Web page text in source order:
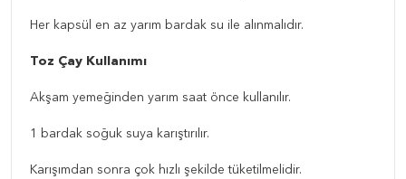
Her kapsül en az yarım bardak su ile alınmalıdır.
Toz Çay Kullanımı
Akşam yemeğinden yarım saat önce kullanılır.
1 bardak soğuk suya karıştırılır.
Karışımdan sonra çok hızlı şekilde tüketilmelidir.